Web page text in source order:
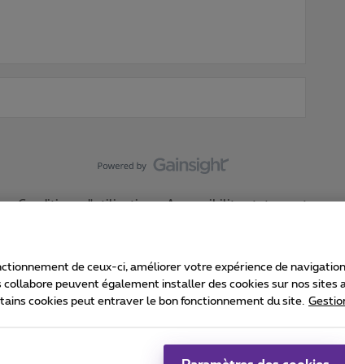
Conditions d'utilisation Accessibility statement
de ceux-ci, améliorer votre expérience de
peuvent également installer des cookies sur nos sites
cookies peut entraver le bon fonctionnement du site.